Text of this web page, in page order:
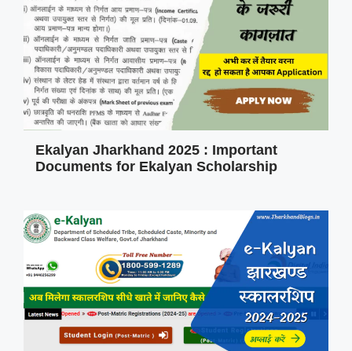
Ekalyan Jharkhand 2025 : Important
Documents for Ekalyan Scholarship